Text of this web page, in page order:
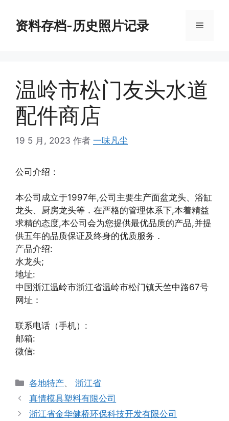
资料存档-历史照片记录 菜
温岭市松门友头水道
配件商店
19 5 月, 2023 作者 一味凡尘
公司介绍：
本公司成立于1997年,公司主要生产面盆龙头、浴缸
龙头、厨房龙头等．在严格的管理体系下,本着精益
求精的态度,本公司会为您提供最优品质的产品,并提
供五年的品质保证及终身的优质服务．
产品介绍:
水龙头;
地址:
中国浙江温岭市浙江省温岭市松门镇天竺中路67号
网址：
联系电话（手机）:
邮箱:
微信:
分
类
各地特产、浙江省
真情模具塑料有限公司
浙江省金华健桥环保科技开发有限公司